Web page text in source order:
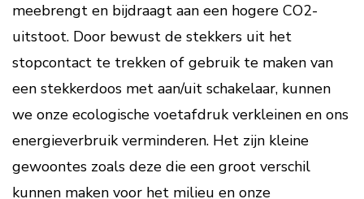
meebrengt en bijdraagt aan een hogere CO2-
uitstoot. Door bewust de stekkers uit het
stopcontact te trekken of gebruik te maken van
een stekkerdoos met aan/uit schakelaar, kunnen
we onze ecologische voetafdruk verkleinen en ons
energieverbruik verminderen. Het zijn kleine
gewoontes zoals deze die een groot verschil
kunnen maken voor het milieu en onze